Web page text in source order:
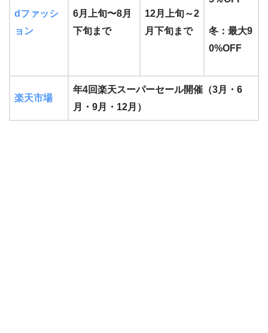
dファッシ
ョン
6月上旬〜8月
下旬まで
12月上旬～2
月下旬まで
冬：最大9
0%OFF
楽天市場
年4回楽天スーパーセール開催（3月・6
月・9月・12月）